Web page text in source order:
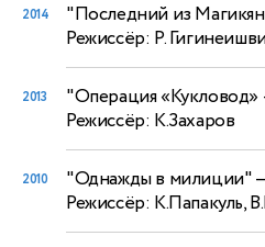
2014 "Последний из
Режиссёр: Р.
2013 "Операция «Кукловод»
Режиссёр: К.Захаров
2010 "Однажды в милиции"
Режиссёр: К.Папакуль,